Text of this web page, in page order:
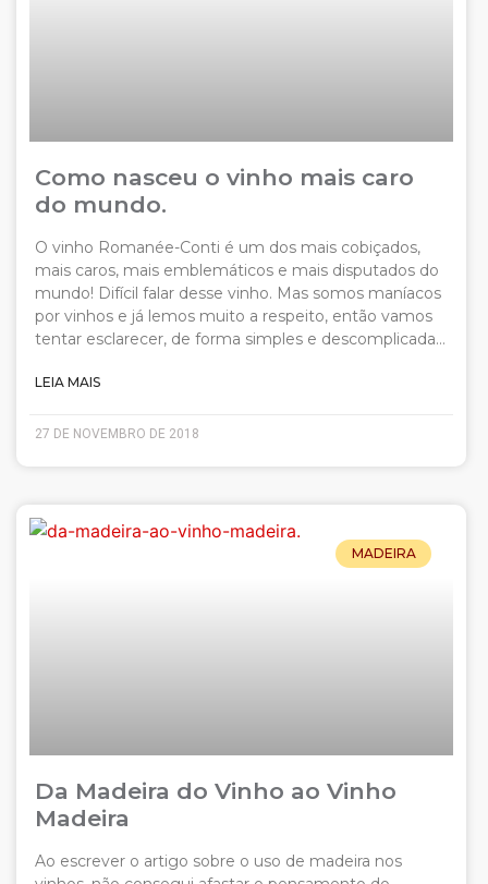
Como nasceu o vinho mais caro
do mundo.
O vinho Romanée-Conti é um dos mais cobiçados,
mais caros, mais emblemáticos e mais disputados do
mundo! Difícil falar desse vinho. Mas somos maníacos
por vinhos e já lemos muito a respeito, então vamos
tentar esclarecer, de forma simples e descomplicada…
LEIA MAIS
27 DE NOVEMBRO DE 2018
MADEIRA
Da Madeira do Vinho ao Vinho
Madeira
Ao escrever o artigo sobre o uso de madeira nos